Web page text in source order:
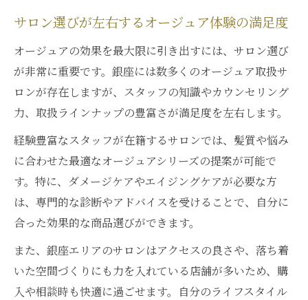
サロン選びが左右するオージュア体験の満足度
オージュアの効果を最大限に引き出すには、サロン選び
が非常に重要です。銀座には数多くのオージュア取扱サ
ロンが存在しますが、スタッフの知識やカウンセリング
力、取扱ラインナップの豊富さが満足度を左右します。
経験豊富なスタッフが在籍するサロンでは、髪質や悩み
に合わせた最適なオージュアシリーズの提案が可能で
す。特に、ダメージケアやエイジングケアが必要な方
は、専門的な診断やアドバイスを受けることで、自分に
合った効果的な商品選びができます。
また、銀座エリアのサロンはアクセスの良さや、落ち着
いた空間づくりにも力を入れている店舗が多いため、購
入や相談時も快適に過ごせます。自分のライフスタイル